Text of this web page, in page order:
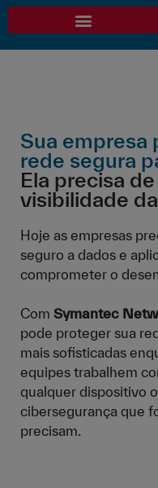
Sua empresa
rede segura
Ela precisa
visibilidade
Hoje as empresas
seguro a dados e
comprometer o
Com Symantec
pode proteger sua
mais sofisticadas
equipes trabalhem
qualquer dispositivo
cibersegurança que
precisam.